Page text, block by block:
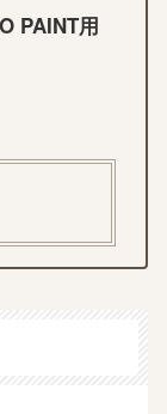
PAINT用